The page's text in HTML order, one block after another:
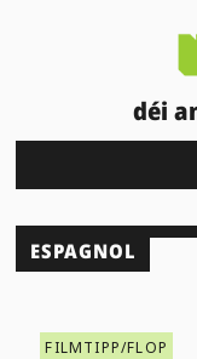
déi
ESPAGNOL
FILMTIPP/FLOP